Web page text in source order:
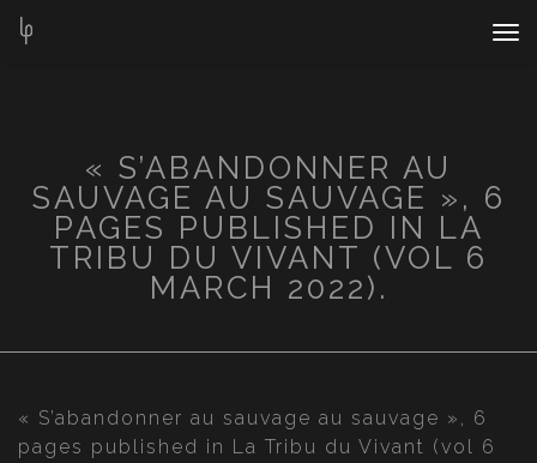
« S’ABANDONNER AU
SAUVAGE AU SAUVAGE », 6
PAGES PUBLISHED IN LA
TRIBU DU VIVANT (VOL 6
MARCH 2022).
« S’abandonner au sauvage au sauvage », 6
pages published in La Tribu du Vivant (vol 6